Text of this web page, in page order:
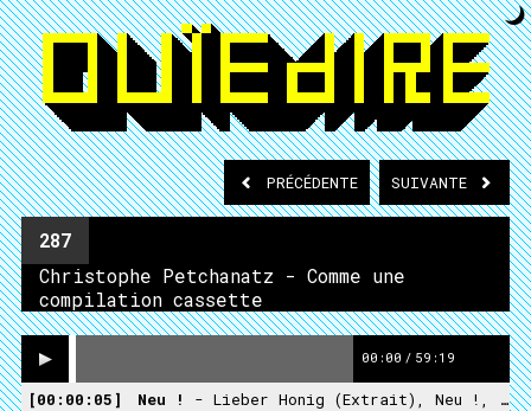
PRÉCÉDENTE SUIVANTE
287
Christophe Petchanatz - Comme une
compilation cassette
00:00 / 59:19
00:00:05 Neu !
- Lieber Honig (extrait), Neu !, 1972